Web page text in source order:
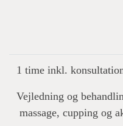
1 time inkl.
Vejledning og
massage, cupping og